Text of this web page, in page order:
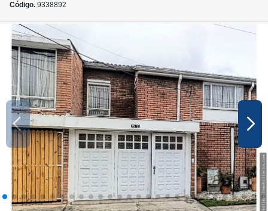
Código. 9338892